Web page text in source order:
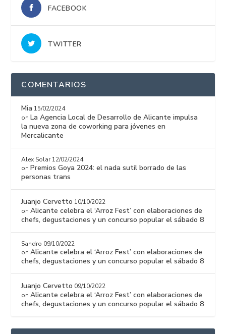
FACEBOOK
TWITTER
COMENTARIOS
Mia 15/02/2024
on La Agencia Local de Desarrollo de Alicante impulsa
la nueva zona de coworking para jóvenes en
Mercalicante
Alex Solar 12/02/2024
on Premios Goya 2024: el nada sutil borrado de las
personas trans
Juanjo Cervetto 10/10/2022
onAlicante celebra el ‘Arroz Fest’ con elaboraciones de
chefs, degustaciones y un concurso popular el sábado 8
Sandro 09/10/2022
onAlicante celebra el ‘Arroz Fest’ con elaboraciones de
chefs, degustaciones y un concurso popular el sábado 8
Juanjo Cervetto 09/10/2022
onAlicante celebra el ‘Arroz Fest’ con elaboraciones de
chefs, degustaciones y un concurso popular el sábado 8